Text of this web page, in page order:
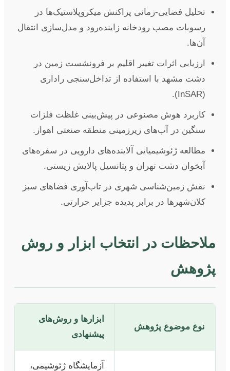
تحلیل فضایی-زمانی پراکنش میکروپلاستیک‌ها در
رسوبات مصب رودخانه زاینده‌رود و مدل‌سازی انتقال
آن‌ها.
ارزیابی اثرات تغییر اقلیم بر فرونشست زمین در
دشت مشهد با استفاده از تداخل‌سنجی راداری
(InSAR).
کاربرد هوش مصنوعی در پیش‌بینی غلظت فلزات
سنگین در آب‌های زیرزمینی منطقه صنعتی اهواز.
مطالعه ژئوشیمیایی آلاینده‌های دارویی در سفره‌های
آبخوان دشت تهران و پتانسیل پالایش زیستی.
نقش زمین‌شناسی شهری در تاب‌آوری فضاهای سبز
کلان‌شهرها در برابر پدیده جزایر حرارتی.
ملاحظات در انتخاب ابزار و روش
پژوهش
نوع موضوع پژوهش
ابزارها و روش‌های
پیشنهادی
آزمایشگاه ژئوشیمی،